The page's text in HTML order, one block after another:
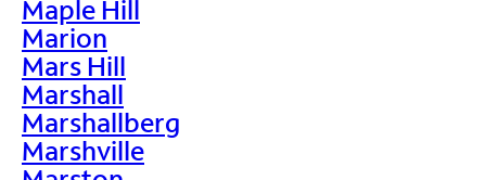
Maple Hill
Marion
Mars Hill
Marshall
Marshallberg
Marshville